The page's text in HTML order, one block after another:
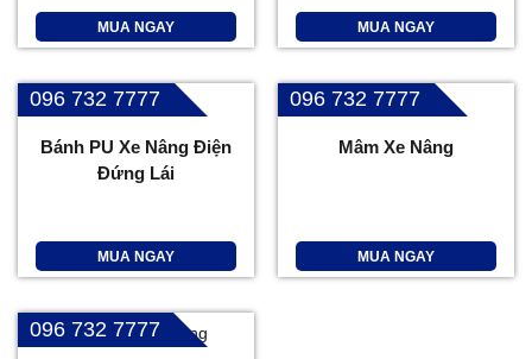
MUA NGAY MUA NGAY
096 732 7777
Bánh PU Xe Nâng Điện
Đứng Lái
MUA NGAY
096 732 7777
Mâm Xe Nâng
MUA NGAY
096 732 7777